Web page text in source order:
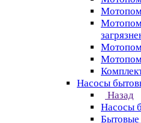
Насосы
Назад
Насосы
Бытовые